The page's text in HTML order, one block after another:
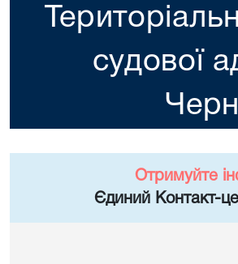
судової
Отримуйте
Єдиний Контакт-